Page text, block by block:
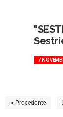
7
« Precedente